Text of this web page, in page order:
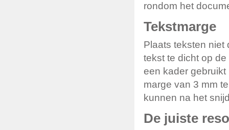
rondom het
Tekstmarge
Plaats teksten niet
tekst te dicht op
een kader gebruikt
marge van 3 mm
kunnen na het
De juiste